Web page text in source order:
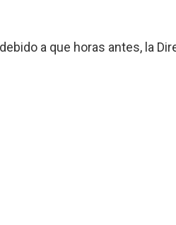
a que horas antes, la